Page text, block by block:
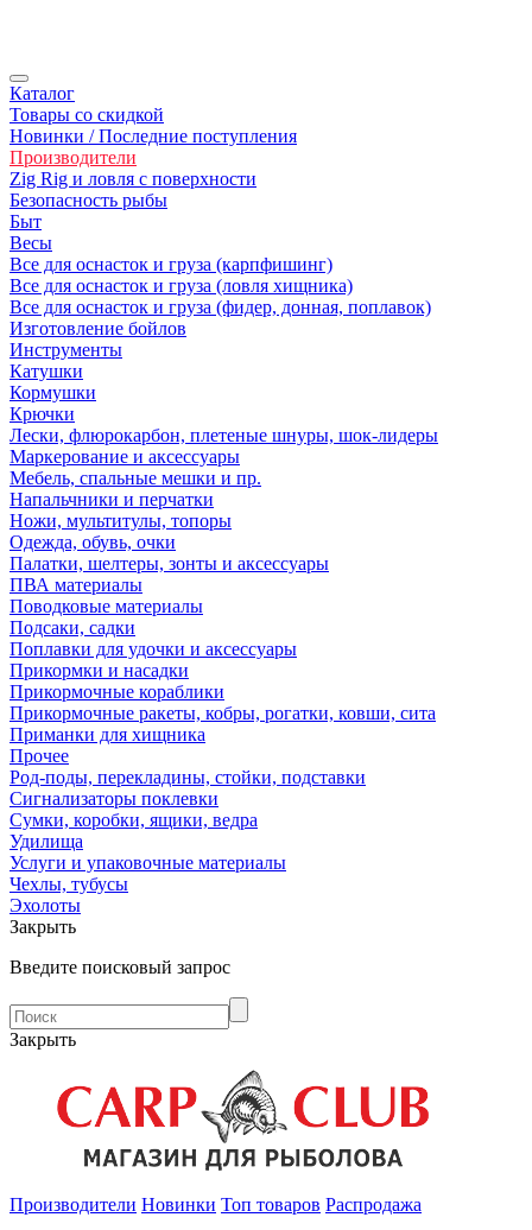
Каталог
Товары со скидкой
Новинки / Последние поступления
Производители
Zig Rig и ловля с поверхности
Безoпасность рыбы
Быт
Весы
Все для оснасток и груза (карпфишинг)
Все для оснасток и груза (ловля хищника)
Все для оснасток и груза (фидер, донная, поплавок)
Изготовление бойлов
Инструменты
Катушки
Кормушки
Крючки
Лески, флюрокарбон, плетеные шнуры, шок-лидеры
Маркерование и аксессуары
Мебель, спальные мешки и пр.
Напальчники и перчатки
Ножи, мультитулы, топоры
Одежда, обувь, очки
Палатки, шелтеры, зонты и аксессуары
ПВА материалы
Поводковые материалы
Подсаки, садки
Поплавки для удочки и аксессуары
Прикормки и насадки
Прикормочные кораблики
Прикормочные ракеты, кобры, рогатки, ковши, сита
Приманки для хищника
Прочее
Род-поды, перекладины, стойки, подставки
Сигнализаторы поклевки
Сумки, коробки, ящики, ведра
Удилища
Услуги и упаковочные материалы
Чехлы, тубусы
Эхолоты
Закрыть
Введите поисковый запрос
Закрыть
Производители Новинки Топ товаров Распродажа